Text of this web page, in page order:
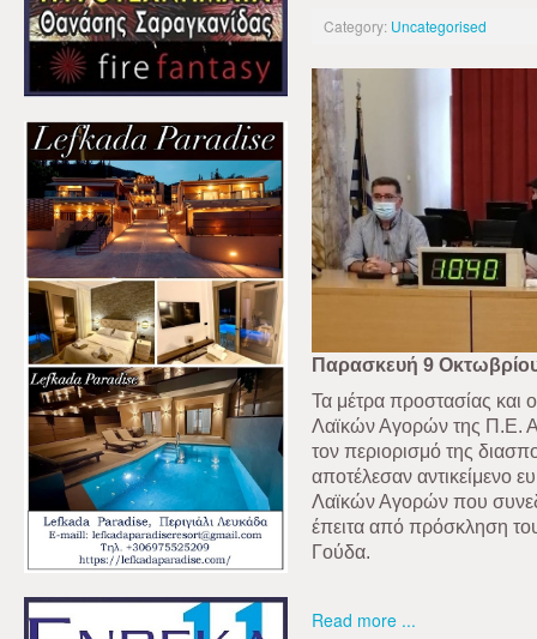
Category: Uncategorised
Παρασκευή 9
Τα μέτρα προστασίας και
Λαϊκών Αγορών της Π.Ε.
τον περιορισμό της
αποτέλεσαν αντικείμενο
Λαϊκών Αγορών που
έπειτα από πρόσκληση
Γούδα.
Read more ...